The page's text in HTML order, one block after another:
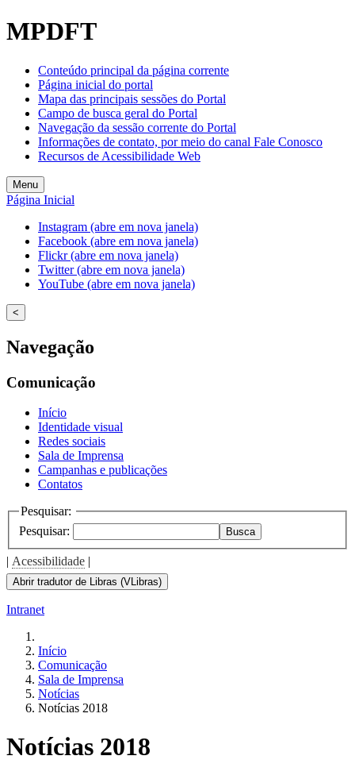
MPDFT
Conteúdo principal da página corrente
Página inicial do portal
Mapa das principais sessões do Portal
Campo de busca geral do Portal
Navegação da sessão corrente do Portal
Informações de contato, por meio do canal Fale Conosco
Recursos de Acessibilidade Web
Menu
Página Inicial
Instagram (abre em nova janela)
Facebook (abre em nova janela)
Flickr (abre em nova janela)
Twitter (abre em nova janela)
YouTube (abre em nova janela)
<
Navegação
Comunicação
Início
Identidade visual
Redes sociais
Sala de Imprensa
Campanhas e publicações
Contatos
Pesquisar:
Pesquisar:
Busca
| Acessibilidade |
Abrir tradutor de Libras (VLibras)
Intranet
Início
Comunicação
Sala de Imprensa
Notícias
Notícias 2018
Notícias 2018